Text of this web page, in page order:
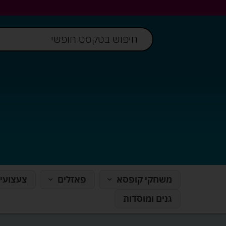
משחקי קופסא פאזלים
גנים ומוסדות